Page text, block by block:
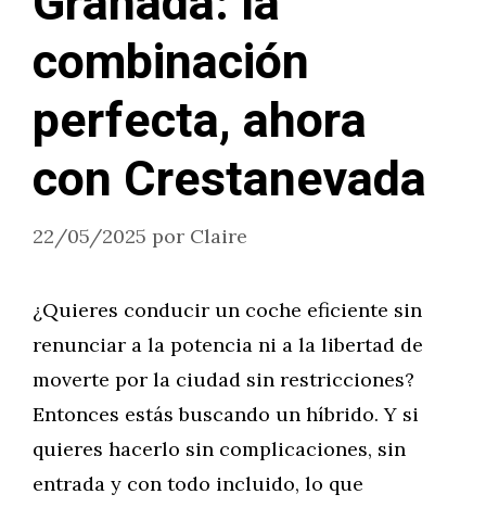
combinación
perfecta, ahora
con Crestanevada
22/05/2025 por Claire
¿Quieres conducir un coche eficiente sin
renunciar a la potencia ni a la libertad de
moverte por la ciudad sin restricciones?
Entonces estás buscando un híbrido. Y si
quieres hacerlo sin complicaciones, sin
entrada y con todo incluido, lo que